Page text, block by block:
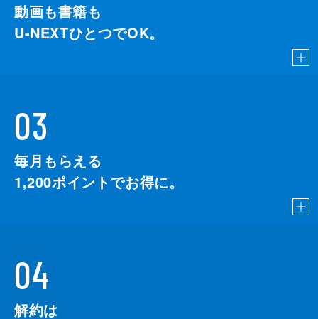
動画も書籍も
U-NEXTひとつでOK。
03
毎月もらえる
1,200ポイントでお得に。
04
解約は